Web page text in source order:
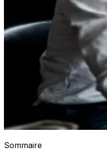
Sommaire